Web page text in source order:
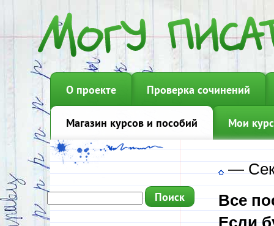
О проекте Проверка сочинений
Магазин курсов и пособий Мои
—
Все
Если